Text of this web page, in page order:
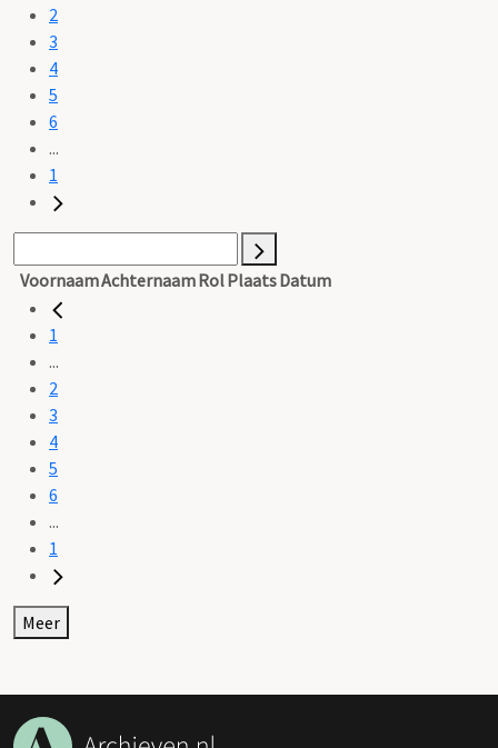
2
3
4
5
6
...
1
VoornaamAchternaamRolPlaatsDatum
1
...
2
3
4
5
6
...
1
Meer